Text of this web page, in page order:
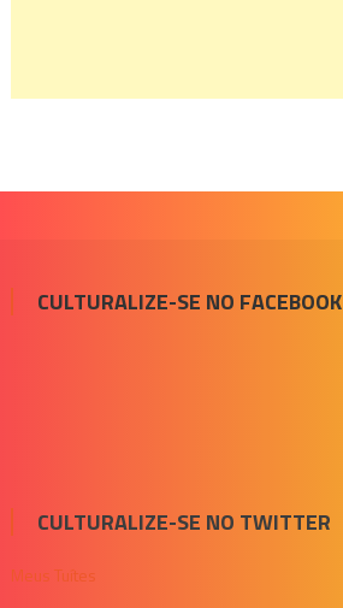
CULTURALIZE-SE NO FACEBOOK
CULTURALIZE-SE NO TWITTER
Meus Tuítes